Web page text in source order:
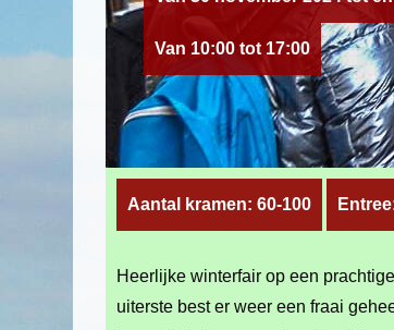
Van 10:00 tot 17:00
Aantal kramen: 60-100
Heerlijke winterfair op een
uiterste best er weer een fraai